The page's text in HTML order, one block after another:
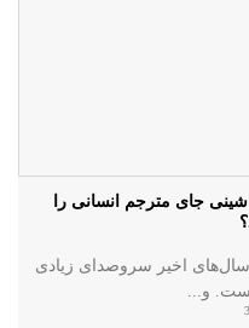
جای مترجم انسانی را
اخیر سروصدای زیادی
و...